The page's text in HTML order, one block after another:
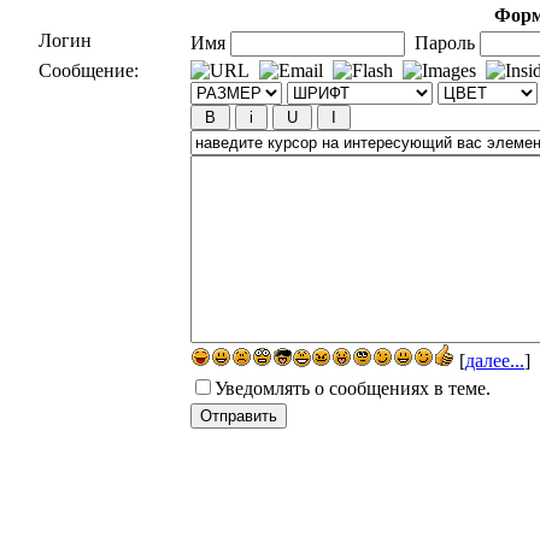
Логин
Имя
Пароль
Сообщение:
[далее...]
Уведомлять о сообщениях в теме.